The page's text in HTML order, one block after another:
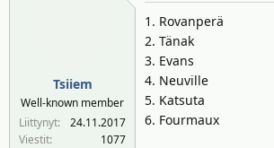
u
n
a
i
v
ä
Tsiiem
Well-known member
Liittynyt
24.11.2017
Viestit
1077
1. Rovanperä
2. Tänak
3. Evans
4. Neuville
5. Katsuta
6. Fourmaux